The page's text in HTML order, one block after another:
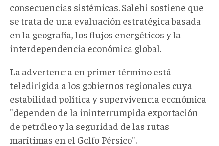
consecuencias sistémicas. Salehi sostiene que
se trata de una evaluación estratégica basada
en la geografía, los flujos energéticos y la
interdependencia económica global.
La advertencia en primer término está
teledirigida a los gobiernos regionales cuya
estabilidad política y supervivencia económica
"dependen de la ininterrumpida exportación
de petróleo y la seguridad de las rutas
marítimas en el Golfo Pérsico".